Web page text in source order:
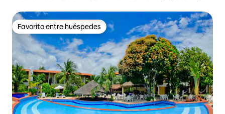
Favorito entre huéspedes
Favorito entre huéspedes